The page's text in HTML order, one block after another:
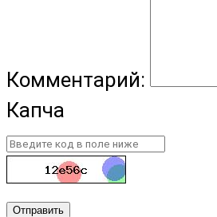
Комментарий:
Капча
Отправить